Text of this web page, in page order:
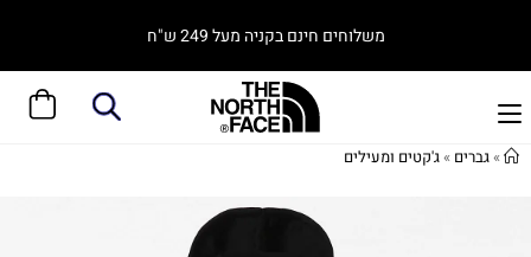
משלוחים חינם בקניה מעל 249 ש"ח
»גברים »ג'קטים ומעילים